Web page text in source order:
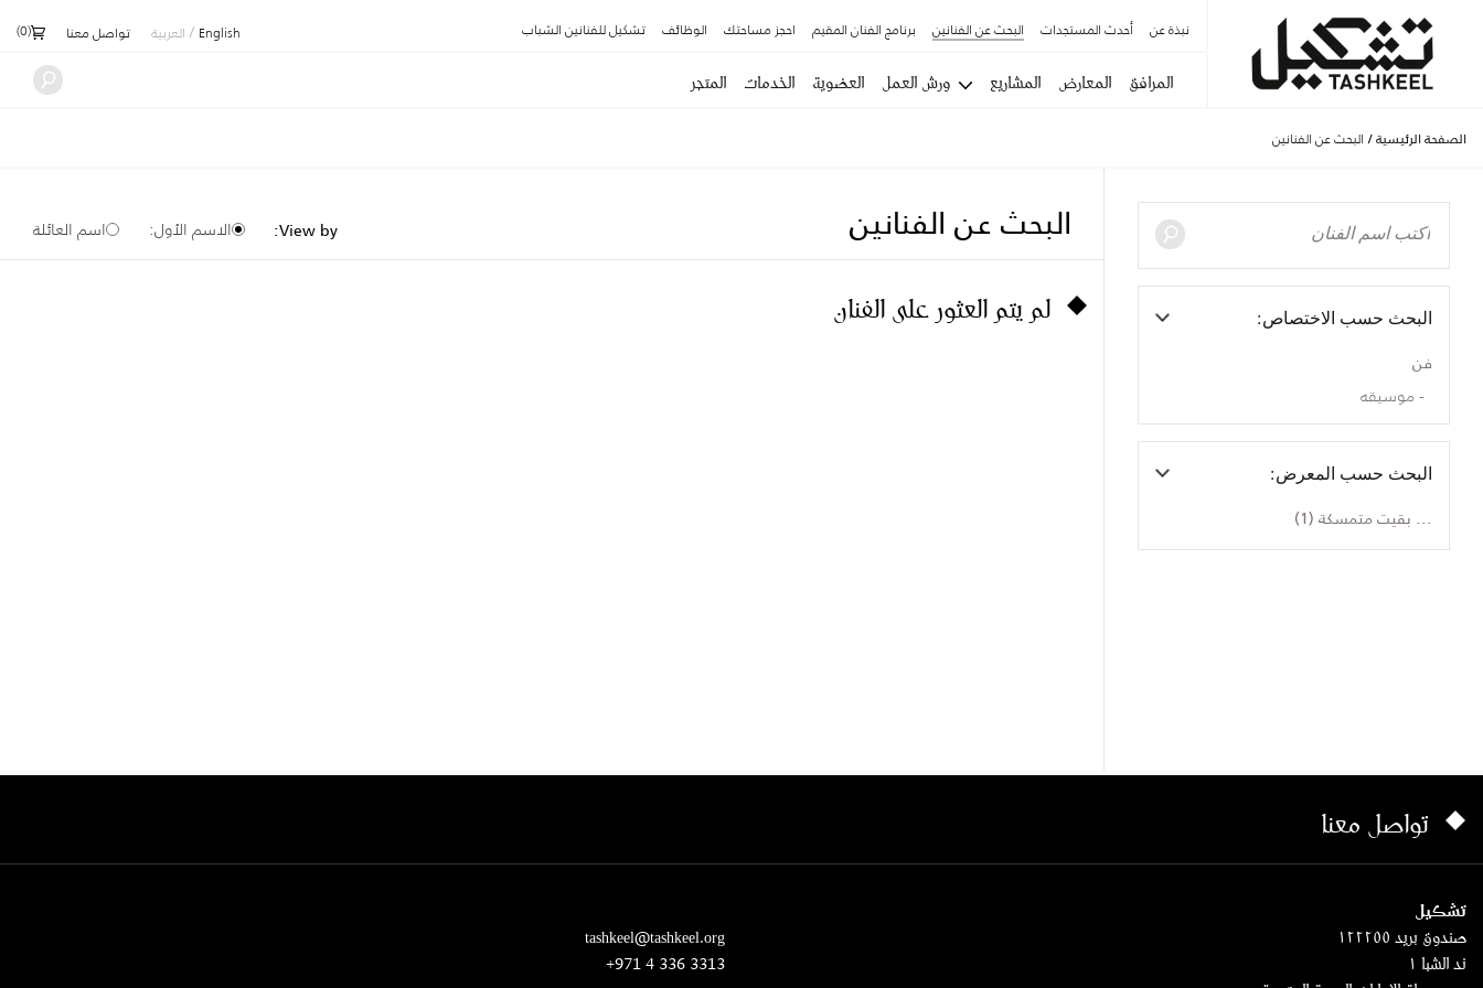
نبذة عن أحدث المستجدات البحث عن الفنانين برنامج الفنان المقيم احجز مساحتك الوظائف تشكيل للفنانين الشباب English
/ العربية تواصل معنا (
0
)
المرافق المعارض المشاريع ورش العمل العضوية الخدمات المتجر
الصفحة الرئيسية / البحث عن الفنانين
البحث حسب الاختصاص:
فن
موسيقه
البحث حسب المعرض:
... بقيت متمسكة (1)
البحث عن الفنانين View by: الاسم الأول: اسم العائلة
لم يتم العثور على الفنان
تواصل معنا
تشكيل
صندوق بريد ١٢٢٢٥٥
ند الشبا ١
tashkeel@tashkeel.org
+971 4 336 3313